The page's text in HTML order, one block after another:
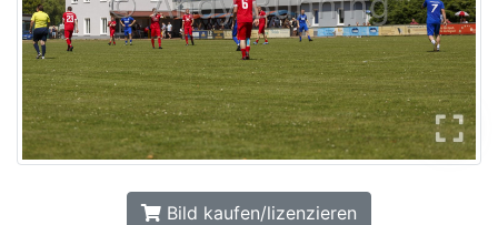
Bild kaufen/lizenzieren